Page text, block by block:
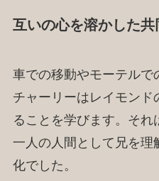
互いの心を溶かした共
車での移動やモーテルで
チャーリーはレイモンド
ることを学びます。それ
一人の人間として兄を理
化でした。